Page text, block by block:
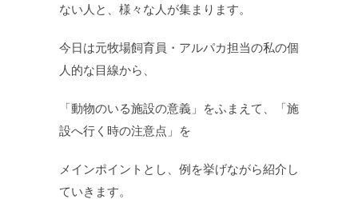
ない人と、様々な人が集まります。
今日は元牧場飼育員・アルパカ担当の私の個
人的な目線から、
「動物のいる施設の意義」をふまえて、「施
設へ行く時の注意点」を
メインポイントとし、例を挙げながら紹介し
ていきます。